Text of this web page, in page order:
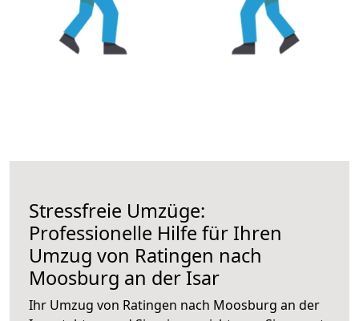
Stressfreie Umzüge:
Professionelle Hilfe für Ihren
Umzug von Ratingen nach
Moosburg an der Isar
Ihr Umzug von Ratingen nach Moosburg an der